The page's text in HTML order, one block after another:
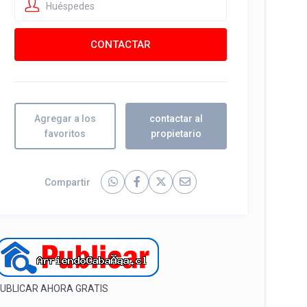
Huéspedes
Agregar a los
favoritos
contactar al
propietario
Compartir
AHORA GRATIS